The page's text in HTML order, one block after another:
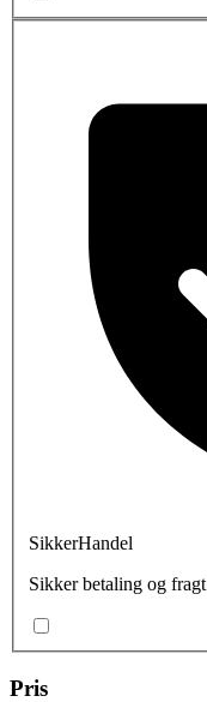
SikkerHandel
Sikker betaling og fragt
Pris